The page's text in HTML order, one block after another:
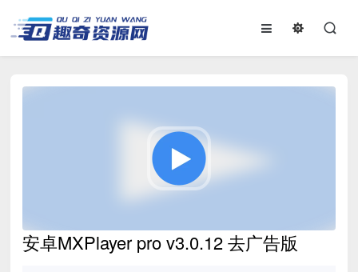
安卓MXPlayer pro v3.0.12 去广告版